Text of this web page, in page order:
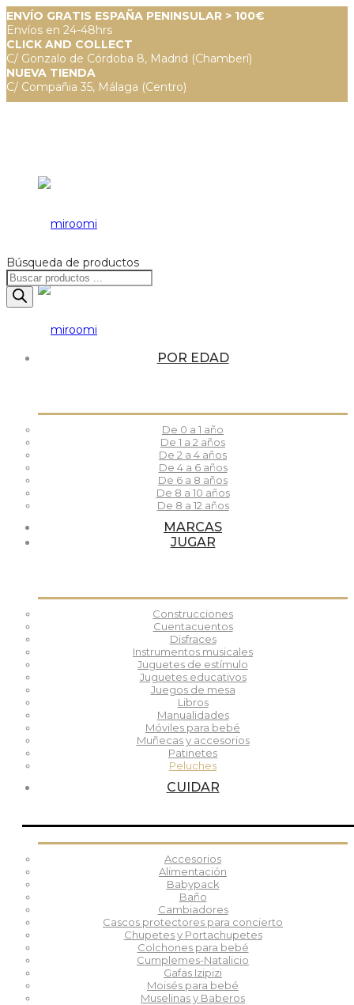
ENVÍO GRATIS ESPAÑA PENINSULAR > 100€
Envíos en 24-48hrs
CLICK AND COLLECT
C/ Gonzalo de Córdoba 8, Madrid (Chamberí)
NUEVA TIENDA
C/ Compañia 35, Málaga (Centro)
Búsqueda de productos
POR EDAD
De 0 a 1 año
De 1 a 2 años
De 2 a 4 años
De 4 a 6 años
De 6 a 8 años
De 8 a 10 años
De 8 a 12 años
MARCAS
JUGAR
Construcciones
Cuentacuentos
Disfraces
Instrumentos musicales
Juguetes de estímulo
Juguetes educativos
Juegos de mesa
Libros
Manualidades
Móviles para bebé
Muñecas y accesorios
Patinetes
Peluches
CUIDAR
Accesorios
Alimentación
Babypack
Baño
Cambiadores
Cascos protectores para concierto
Chupetes y Portachupetes
Colchones para bebé
Cumplemes-Natalicio
Gafas Izipizi
Moisés para bebé
Muselinas y Baberos